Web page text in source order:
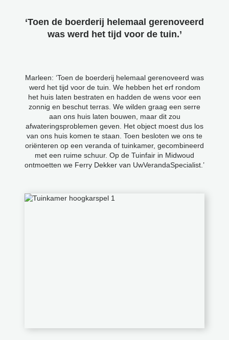
‘Toen de boerderij helemaal gerenoveerd
was werd het tijd voor de tuin.’
Marleen: ‘Toen de boerderij helemaal gerenoveerd was
werd het tijd voor de tuin. We hebben het erf rondom
het huis laten bestraten en hadden de wens voor een
zonnig en beschut terras. We wilden graag een serre
aan ons huis laten bouwen, maar dit zou
afwateringsproblemen geven. Het object moest dus los
van ons huis komen te staan. Toen besloten we ons te
oriënteren op een veranda of tuinkamer, gecombineerd
met een ruime schuur. Op de Tuinfair in Midwoud
ontmoetten we Ferry Dekker van UwVerandaSpecialist.’